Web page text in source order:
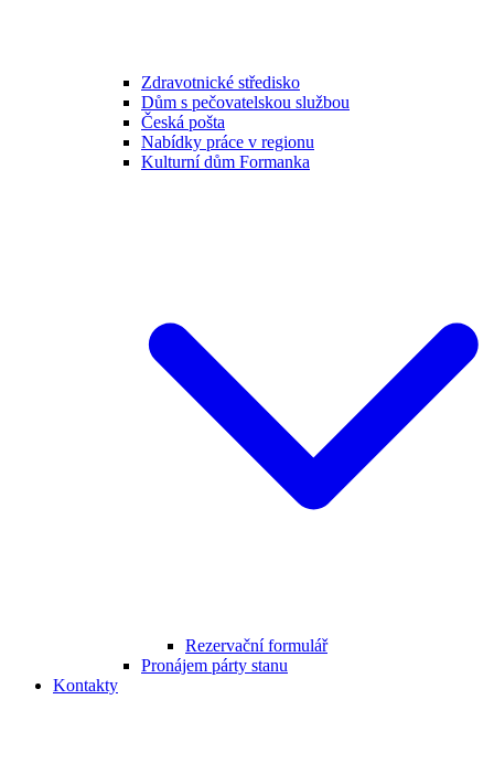
Zdravotnické středisko
Dům s pečovatelskou službou
Česká pošta
Nabídky práce v regionu
Kulturní dům Formanka
Rezervační formulář
Pronájem párty stanu
Kontakty